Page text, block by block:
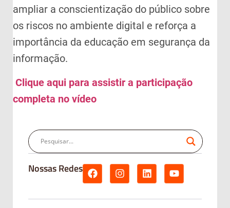
ampliar a conscientização do público sobre
os riscos no ambiente digital e reforça a
importância da educação em segurança da
informação.
Clique aqui para assistir a participação
completa no vídeo
Nossas Redes